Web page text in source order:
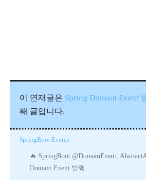
이 연재글은 Spring Domain Event
째 글입니다.
SpringBoot Events
SpringBoot @DomainEvent,
Domain Event 발행